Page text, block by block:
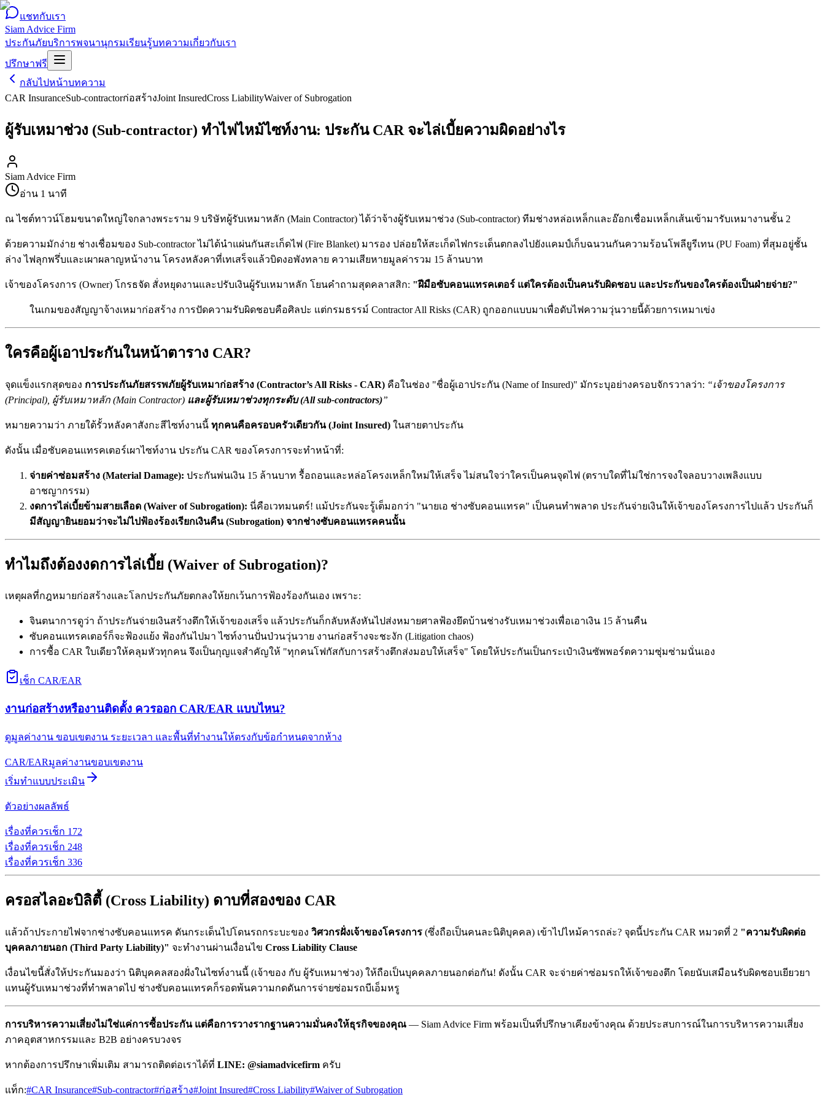
แชทกับเรา
Siam Advice Firm
ประกันภัยบริการพจนานุกรมเรียนรู้บทความเกี่ยวกับเรา
ปรึกษาฟรี
กลับไปหน้าบทความ
CAR InsuranceSub-contractorก่อสร้างJoint InsuredCross LiabilityWaiver of Subrogation
ผู้รับเหมาช่วง (Sub-contractor) ทำไฟไหม้ไซท์งาน: ประกัน CAR จะไล่เบี้ยความผิดอย่างไร
Siam Advice Firm
อ่าน 1 นาที
ณ ไซต์ทาวน์โฮมขนาดใหญ่ใจกลางพระราม 9 บริษัทผู้รับเหมาหลัก (Main Contractor) ได้ว่าจ้างผู้รับเหมาช่วง (Sub-contractor) ทีมช่างหล่อเหล็กและอ๊อกเชื่อมเหล็กเส้นเข้ามารับเหมางานชั้น 2
ด้วยความมักง่าย ช่างเชื่อมของ Sub-contractor ไม่ได้นำแผ่นกันสะเก็ดไฟ (Fire Blanket) มารอง ปล่อยให้สะเก็ดไฟกระเด็นตกลงไปยังแคมป์เก็บฉนวนกันความร้อนโพลียูรีเทน (PU Foam) ที่สุมอยู่ชั้น
ล่าง ไฟลุกพรึ่บและเผาผลาญหน้างาน โครงหลังคาที่เทเสร็จแล้วบิดงอพังทลาย ความเสียหายมูลค่ารวม 15 ล้านบาท
เจ้าของโครงการ (Owner) โกรธจัด สั่งหยุดงานและปรับเงินผู้รับเหมาหลัก โยนคำถามสุดคลาสสิก: "ฝีมือซับคอนแทรคเตอร์ แต่ใครต้องเป็นคนรับผิดชอบ และประกันของใครต้องเป็นฝ่ายจ่าย?"
ในเกมของสัญญาจ้างเหมาก่อสร้าง การปัดความรับผิดชอบคือศิลปะ แต่กรมธรรม์ Contractor All Risks (CAR) ถูกออกแบบมาเพื่อดับไฟความวุ่นวายนี้ด้วยการเหมาเข่ง
ใครคือผู้เอาประกันในหน้าตาราง CAR?
จุดแข็งแรกสุดของ การประกันภัยสรรพภัยผู้รับเหมาก่อสร้าง (Contractor’s All Risks - CAR) คือในช่อง "ชื่อผู้เอาประกัน (Name of Insured)" มักระบุอย่างครอบจักรวาลว่า: “เจ้าของโครงการ
(Principal), ผู้รับเหมาหลัก (Main Contractor) และผู้รับเหมาช่วงทุกระดับ (All sub-contractors)”
หมายความว่า ภายใต้รั้วหลังคาสังกะสีไซท์งานนี้ ทุกคนคือครอบครัวเดียวกัน (Joint Insured) ในสายตาประกัน
ดังนั้น เมื่อซับคอนแทรคเตอร์เผาไซท์งาน ประกัน CAR ของโครงการจะทำหน้าที่:
จ่ายค่าซ่อมสร้าง (Material Damage): ประกันพ่นเงิน 15 ล้านบาท รื้อถอนและหล่อโครงเหล็กใหม่ให้เสร็จ ไม่สนใจว่าใครเป็นคนจุดไฟ (ตราบใดที่ไม่ใช่การจงใจลอบวางเพลิงแบบ
อาชญากรรม)
งดการไล่เบี้ยข้ามสายเลือด (Waiver of Subrogation): นี่คือเวทมนตร์! แม้ประกันจะรู้เต็มอกว่า "นายเอ ช่างซับคอนแทรค" เป็นคนทำพลาด ประกันจ่ายเงินให้เจ้าของโครงการไปแล้ว ประกันก็
มีสัญญายินยอมว่าจะไม่ไปฟ้องร้องเรียกเงินคืน (Subrogation) จากช่างซับคอนแทรคคนนั้น
ทำไมถึงต้องงดการไล่เบี้ย (Waiver of Subrogation)?
เหตุผลที่กฎหมายก่อสร้างและโลกประกันภัยตกลงให้ยกเว้นการฟ้องร้องกันเอง เพราะ:
จินตนาการดูว่า ถ้าประกันจ่ายเงินสร้างตึกให้เจ้าของเสร็จ แล้วประกันก็กลับหลังหันไปส่งหมายศาลฟ้องยึดบ้านช่างรับเหมาช่วงเพื่อเอาเงิน 15 ล้านคืน
ซับคอนแทรคเตอร์ก็จะฟ้องแย้ง ฟ้องกันไปมา ไซท์งานปั่นป่วนวุ่นวาย งานก่อสร้างจะชะงัก (Litigation chaos)
การซื้อ CAR ใบเดียวให้คลุมหัวทุกคน จึงเป็นกุญแจสำคัญให้ "ทุกคนโฟกัสกับการสร้างตึกส่งมอบให้เสร็จ" โดยให้ประกันเป็นกระเป๋าเงินซัพพอร์ตความซุ่มซ่ามนั่นเอง
เช็ก CAR/EAR
งานก่อสร้างหรืองานติดตั้ง ควรออก CAR/EAR แบบไหน?
ดูมูลค่างาน ขอบเขตงาน ระยะเวลา และพื้นที่ทำงานให้ตรงกับข้อกำหนดจากห้าง
CAR/EARมูลค่างานขอบเขตงาน
เริ่มทำแบบประเมิน
ตัวอย่างผลลัพธ์
เรื่องที่ควรเช็ก 1 72
เรื่องที่ควรเช็ก 248
เรื่องที่ควรเช็ก 336
ครอสไลอะบิลิตี้ (Cross Liability) ดาบที่สองของ CAR
แล้วถ้าประกายไฟจากช่างซับคอนแทรค ดันกระเด็นไปโดนรถกระบะของ วิศวกรฝั่งเจ้าของโครงการ (ซึ่งถือเป็นคนละนิติบุคคล) เข้าไปไหม้คารถล่ะ? จุดนี้ประกัน CAR หมวดที่ 2 "ความรับผิดต่อ
บุคคลภายนอก (Third Party Liability)" จะทำงานผ่านเงื่อนไข Cross Liability Clause
เงื่อนไขนี้สั่งให้ประกันมองว่า นิติบุคคลสองฝั่งในไซท์งานนี้ (เจ้าของ กับ ผู้รับเหมาช่วง) ให้ถือเป็นบุคคลภายนอกต่อกัน! ดังนั้น CAR จะจ่ายค่าซ่อมรถให้เจ้าของตึก โดยนับเสมือนรับผิดชอบเยียวยา
แทนผู้รับเหมาช่วงที่ทำพลาดไป ช่างซับคอนแทรคก็รอดพ้นความกดดันการจ่ายซ่อมรถบีเอ็มหรู
การบริหารความเสี่ยงไม่ใช่แค่การซื้อประกัน แต่คือการวางรากฐานความมั่นคงให้ธุรกิจของคุณ — Siam Advice Firm พร้อมเป็นที่ปรึกษาเคียงข้างคุณ ด้วยประสบการณ์ในการบริหารความเสี่ยง
ภาคอุตสาหกรรมและ B2B อย่างครบวงจร
หากต้องการปรึกษาเพิ่มเติม สามารถติดต่อเราได้ที่ LINE: @siamadvicefirm ครับ
แท็ก:#CAR Insurance#Sub-contractor#ก่อสร้าง#Joint Insured#Cross Liability#Waiver of Subrogation